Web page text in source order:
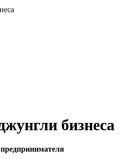
бизнеса